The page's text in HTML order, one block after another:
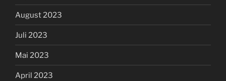
August 2023
Juli 2023
Mai 2023
April 2023